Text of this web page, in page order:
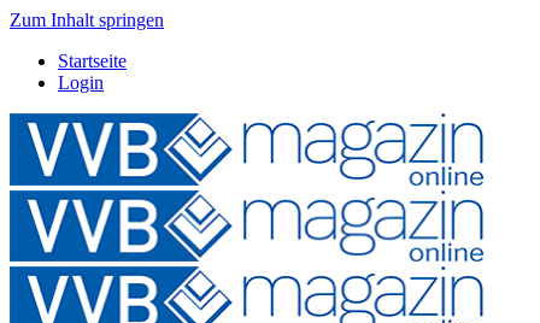
Zum Inhalt springen
Startseite
Login